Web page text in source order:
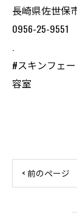
長崎県佐世保
0956-25-9551
.
#スキンフェ
容室
< 前のページ